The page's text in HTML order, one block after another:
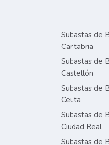
Subastas de
Cantabria
Subastas de
Castellón
Subastas de
Ceuta
Subastas de
Ciudad Real
Subastas de